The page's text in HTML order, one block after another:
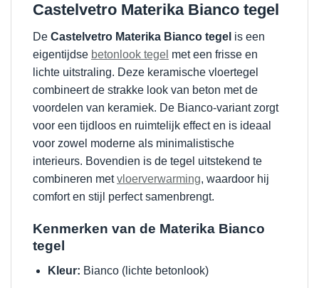
Castelvetro Materika Bianco tegel
De Castelvetro Materika Bianco tegel is een
eigentijdse betonlook tegel met een frisse en
lichte uitstraling. Deze keramische vloertegel
combineert de strakke look van beton met de
voordelen van keramiek. De Bianco-variant zorgt
voor een tijdloos en ruimtelijk effect en is ideaal
voor zowel moderne als minimalistische
interieurs. Bovendien is de tegel uitstekend te
combineren metvloerverwarming, waardoor hij
comfort en stijl perfect samenbrengt.
Kenmerken van de Materika Bianco
tegel
Kleur: Bianco (lichte betonlook)